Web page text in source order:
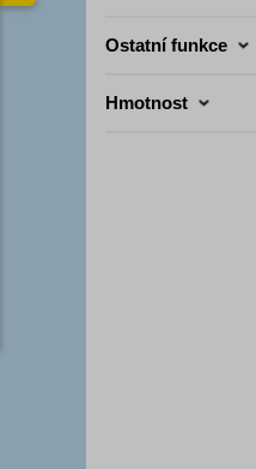
Ostatní funkce
Hmotnost